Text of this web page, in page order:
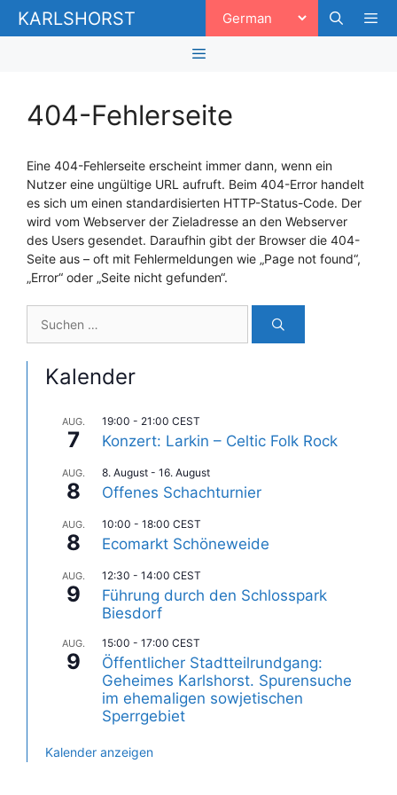
Zum
InhaltKARLSHORST
404-Fehlerseite
Eine 404-Fehlerseite erscheint immer dann, wenn ein
Nutzer eine ungültige URL aufruft. Beim 404-Error handelt
es sich um einen standardisierten HTTP-Status-Code. Der
wird vom Webserver der Zieladresse an den Webserver
des Users gesendet. Daraufhin gibt der Browser die 404-
Seite aus – oft mit Fehlermeldungen wie „Page not found“,
„Error“ oder „Seite nicht gefunden“.
nach:
Kalender
AUG.
7
19:00 - 21:00 CEST
Konzert: Larkin – Celtic Folk Rock
AUG.
8
8. August - 16. August
Offenes Schachturnier
AUG.
8
10:00 - 18:00 CEST
Ecomarkt Schöneweide
AUG.
9
12:30 - 14:00 CEST
Führung durch den Schlosspark
Biesdorf
AUG.
9
15:00 - 17:00 CEST
Öffentlicher Stadtteilrundgang:
Geheimes Karlshorst. Spurensuche
im ehemaligen sowjetischen
Sperrgebiet
Kalender anzeigen